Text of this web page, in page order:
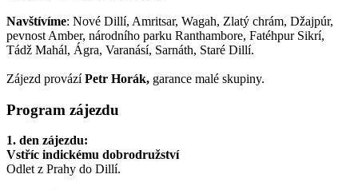
Navštívíme: Nové Dillí, Amritsar, Wagah, Zlatý chrám, Džajpúr,
pevnost Amber, národního parku Ranthambore, Fatéhpur Sikrí,
Tádž Mahál, Ágra, Varanásí, Sarnáth, Staré Dillí.
Zájezd provázíPetr Horák, garance malé skupiny.
Program zájezdu
1. den zájezdu:
Vstříc indickému dobrodružství
Odlet z Prahy do Dillí.